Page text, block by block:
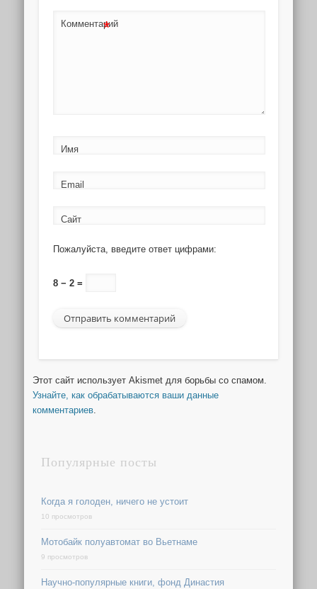
Комментарий
*
Имя
Email
Сайт
Пожалуйста, введите ответ цифрами:
8 − 2 =
Этот сайт использует Akismet для борьбы со спамом.
Узнайте, как обрабатываются ваши данные
комментариев.
Популярные посты
Когда я голоден, ничего не устоит
10 просмотров
Мотобайк полуавтомат во Вьетнаме
9 просмотров
Научно-популярные книги, фонд Династия